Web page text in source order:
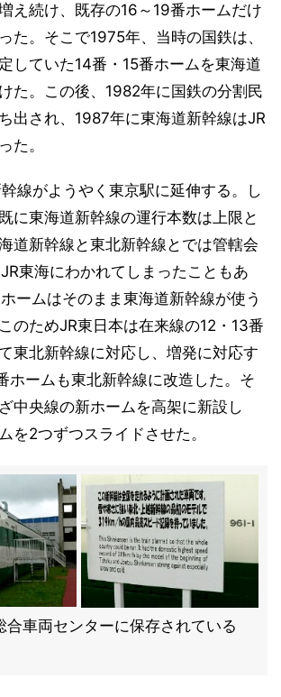
え続け、既存の16～19番ホームだけ
た。そこで1975年、当時の国鉄は、
していた14番・15番ホームを東海道
た。この後、1982年に国鉄の分割民
出され、1987年に東海道新幹線はJR
た。
線がようやく東京駅に延伸する。し
に東海道新幹線の運行本数は上限と
道新幹線と東北新幹線とでは管轄会
東海にわかれてしまったこともあ
ームはそのまま東海道新幹線が使う
のためJR東日本は在来線の12・13番
東北新幹線に対応し、増発に対応す
ホームも東北新幹線に改造した。そ
中央線の新ホームを高架に新設し
を2つずつスライドさせた。
合車両センターに保存されている